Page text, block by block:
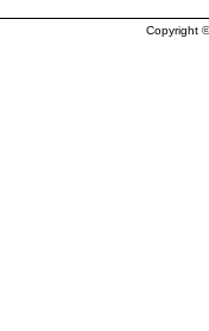
Copyright